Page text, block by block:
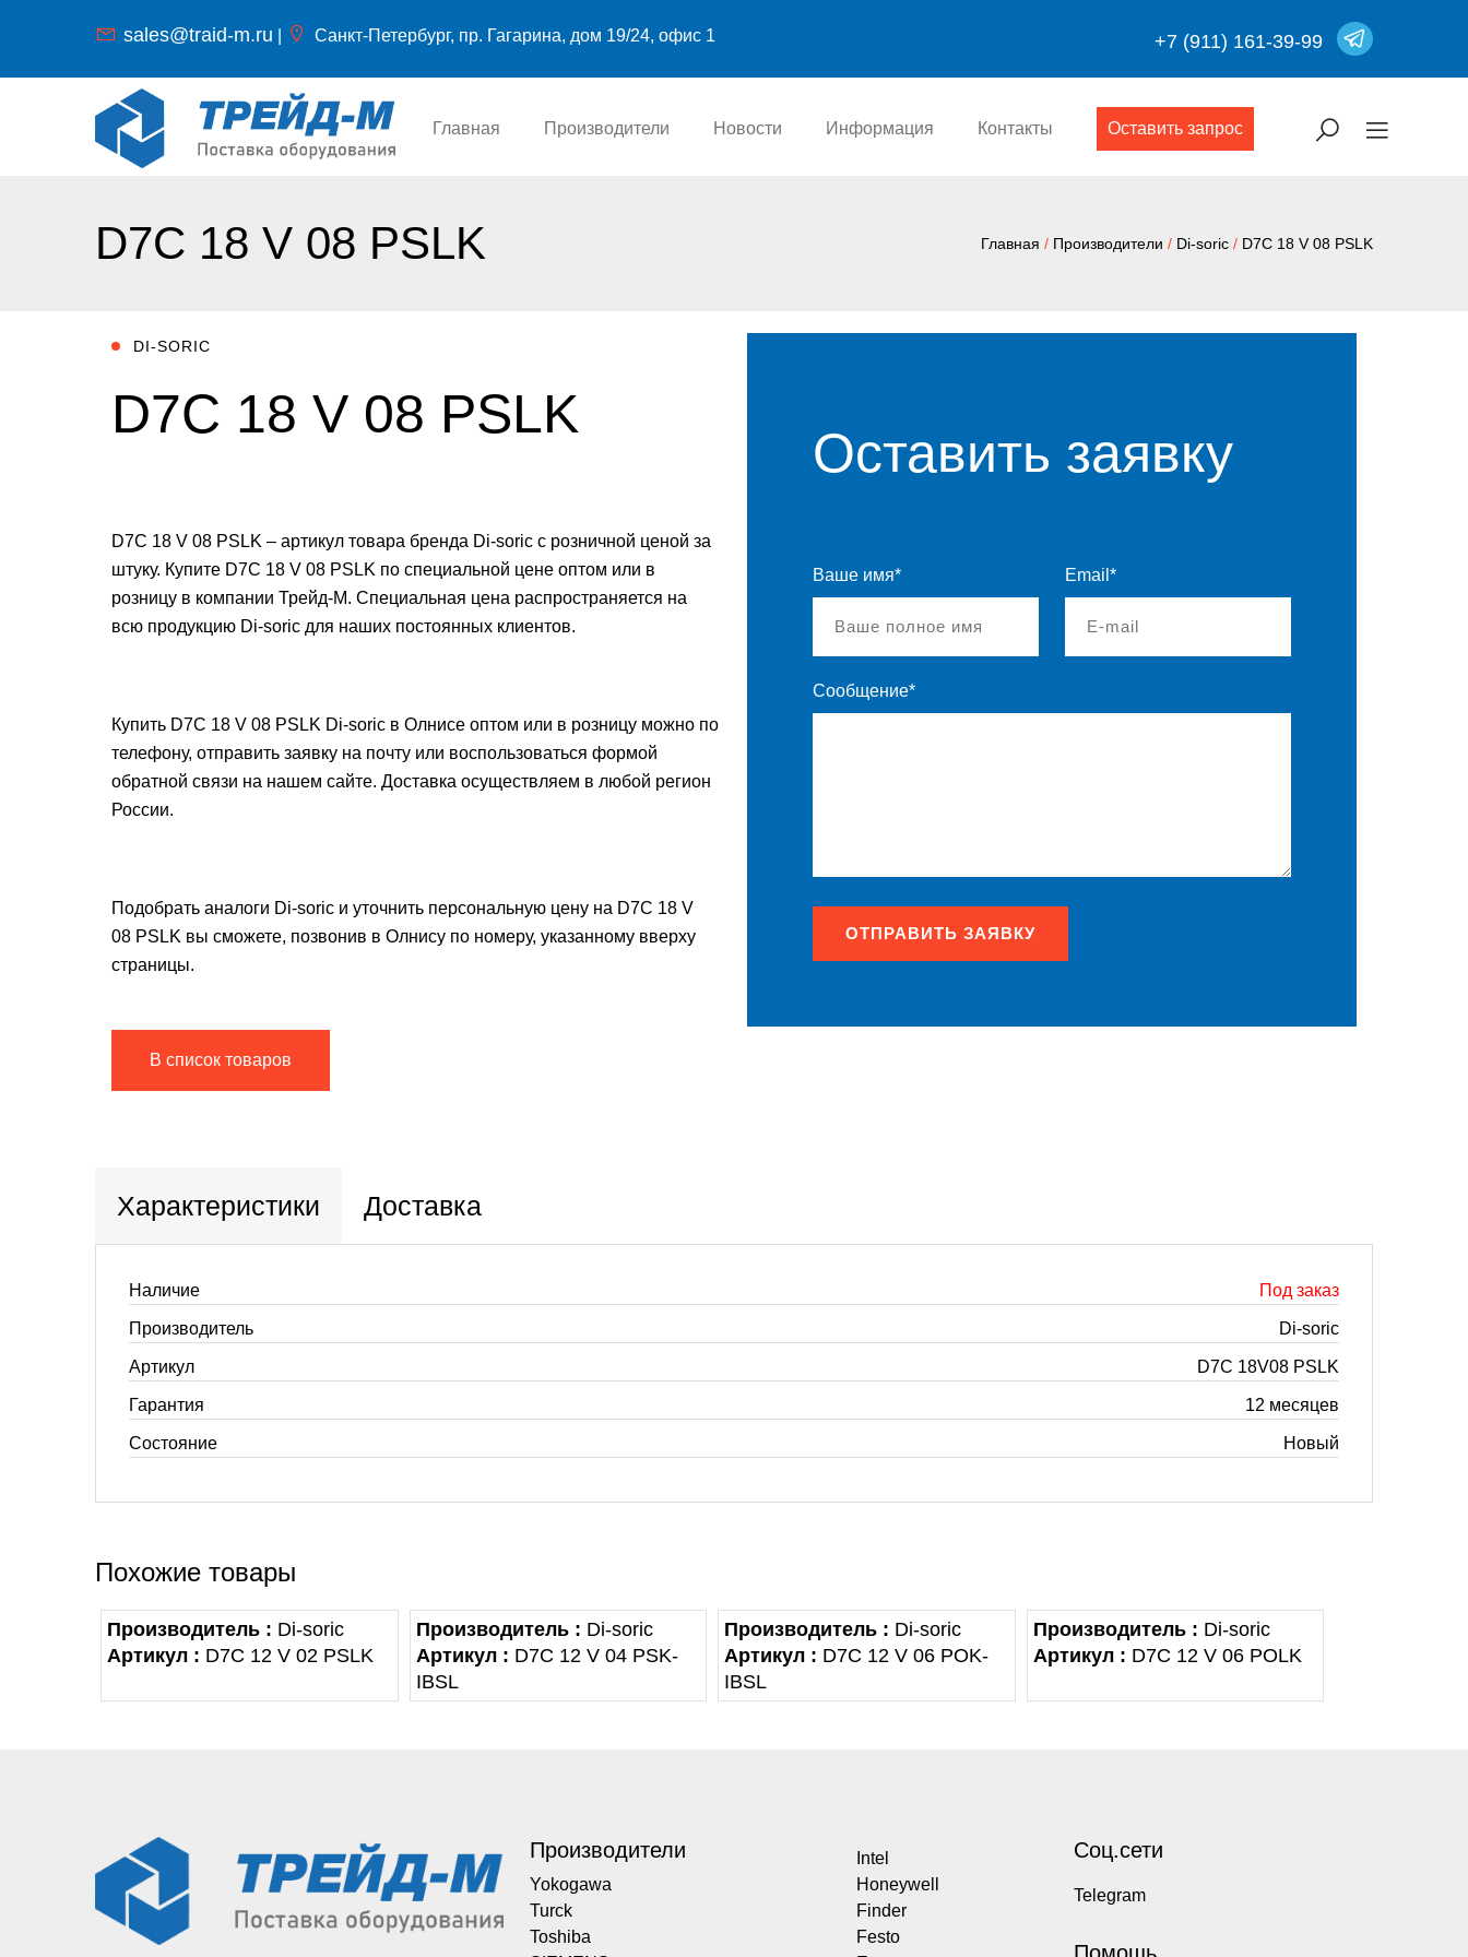
sales@traid-m.ru Санкт-Петербург, пр. Гагарина, дом 19/24, офис 1 +7 (911) 161-39-99
Главная Производители Новости Информация Контакты Оставить запрос
D7C 18 V 08 PSLK Главная / Производители / Di-soric / D7C 18 V 08 PSLK
DI-SORIC
D7C 18 V 08 PSLK
D7C 18 V 08 PSLK – артикул товара бренда Di-soric с розничной ценой за
штуку. Купите D7C 18 V 08 PSLK по специальной цене оптом или в
розницу в компании Трейд-М. Специальная цена распространяется на
всю продукцию Di-soric для наших постоянных клиентов.
Купить D7C 18 V 08 PSLK Di-soric в Олнисе оптом или в розницу можно по
телефону, отправить заявку на почту или воспользоваться формой
обратной связи на нашем сайте. Доставка осуществляем в любой регион
России.
Подобрать аналоги Di-soric и уточнить персональную цену на D7C 18 V
08 PSLK вы сможете, позвонив в Олнису по номеру, указанному вверху
страницы.
В список товаров
Оставить заявку
Ваше имя* Email*
Сообщение*
ОТПРАВИТЬ ЗАЯВКУ
Характеристики Доставка
Наличие Под заказ
Производитель Di-soric
Артикул D7C 18V08 PSLK
Гарантия 12 месяцев
Состояние Новый
Похожие товары
Производитель : Di-soric
Артикул : D7C 12 V 02 PSLK
Производитель : Di-soric
Артикул : D7C 12 V 04 PSK-
IBSL
Производитель : Di-soric
Артикул : D7C 12 V 06 POK-
IBSL
Производитель : Di-soric
Артикул : D7C 12 V 06 POLK
Производители
Yokogawa
Turck
Toshiba
Intel
Honeywell
Finder
Festo
Соц.сети
Telegram